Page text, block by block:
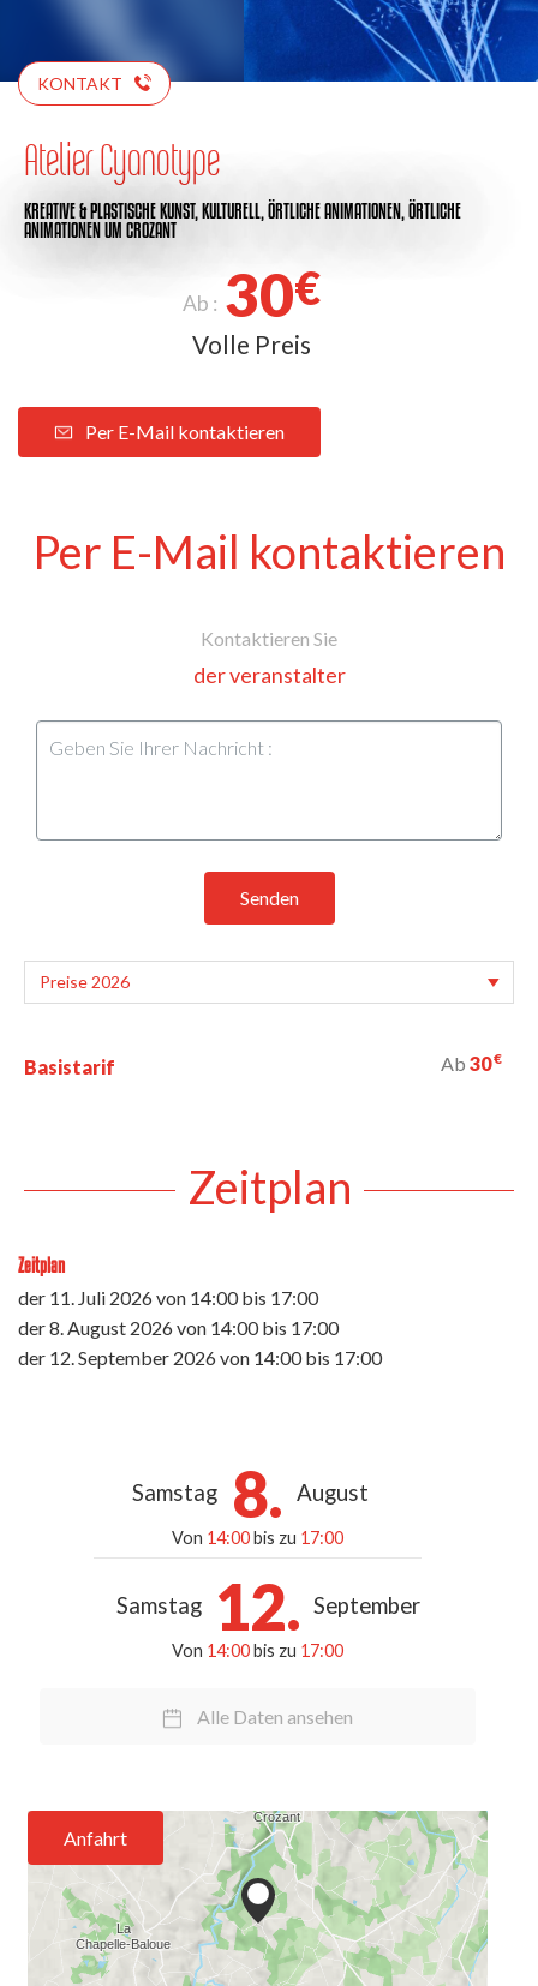
KONTAKT
Atelier Cyanotype
KREATIVE & PLASTISCHE KUNST, KULTURELL, ÖRTLICHE ANIMATIONEN, ÖRTLICHE
ANIMATIONENUM CROZANT
Ab : 30€
Volle Preis
Per E-Mail kontaktieren
Per E-Mail kontaktieren
Kontaktieren Sie
der veranstalter
Senden
Basistarif Ab 30€
Zeitplan
Zeitplan
der 11. Juli 2026von 14:00 bis 17:00
der8. August 2026von 14:00 bis 17:00
der 12. September 2026von 14:00 bis 17:00
Samstag 8. August
Von 14:00bis zu 17:00
Samstag 12. September
Von 14:00bis zu 17:00
Alle Daten ansehen
Anfahrt